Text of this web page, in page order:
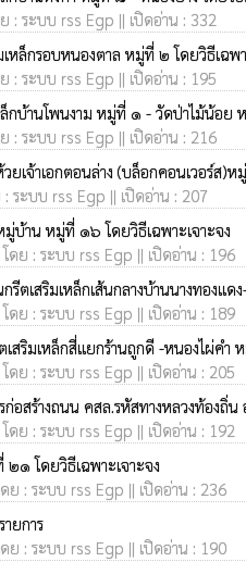
: ระบบ rss Egp || เปิดอ่าน : 332
เหล็กรอบหนองตาล หมู่ที่ ๒ โดยวิธีเฉพ
: ระบบ rss Egp || เปิดอ่าน : 195
ล็กบ้านโพนงาม หมู่ที่ ๑ - วัดป่าไม้น้อย
: ระบบ rss Egp || เปิดอ่าน : 216
วยเจ้าเอกตอนล่าง (บล็อกคอนเวอร์ส)
ระบบ rss Egp || เปิดอ่าน : 207
มู่บ้าน หมู่ที่ ๑๖ โดยวิธีเฉพาะเจาะจง
ย : ระบบ rss Egp || เปิดอ่าน : 196
กรีตเสริมเหล็กเส้นกลางบ้านนางทอง
ย : ระบบ rss Egp || เปิดอ่าน : 189
เสริมเหล็กสี่แยกร้านถูกดี -หนองไผ่คำ
ย : ระบบ rss Egp || เปิดอ่าน : 205
ารก่อสร้างถนน คสล.รหัสทางหลวงท้
ย : ระบบ rss Egp || เปิดอ่าน : 192
๒๑ โดยวิธีเฉพาะเจาะจง
: ระบบ rss Egp || เปิดอ่าน : 236
ยการ
: ระบบ rss Egp || เปิดอ่าน : 190